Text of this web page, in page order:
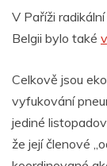
V Paříži
Belgii bylo také
Celkově jsou
vyfukování
jediné
že její členové